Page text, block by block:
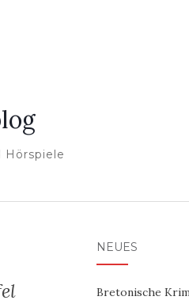
Hörspiele
NEUES
Bretonische